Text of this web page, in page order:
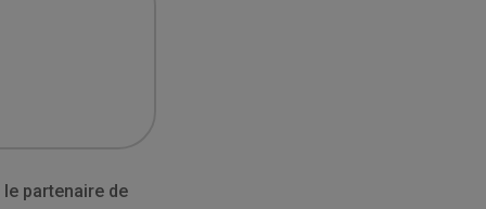
partenaire de